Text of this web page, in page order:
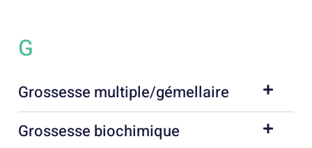
G
Grossesse multiple/gémellaire
Grossesse biochimique